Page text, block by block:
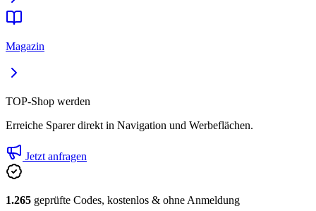
Magazin
TOP-Shop werden
Erreiche Sparer direkt in Navigation und Werbeflächen.
Jetzt anfragen
1.265 geprüfte Codes, kostenlos & ohne Anmeldung